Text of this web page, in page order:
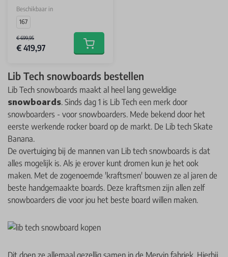
Beschikbaar in
167
€ 699,95
€ 419,97 Add to cart
Lib Tech snowboards bestellen
Lib Tech snowboards maakt al heel lang geweldige
snowboards. Sinds dag 1 is Lib Tech een merk door
snowboarders - voor snowboarders. Mede bekend door het
eerste werkende rocker board op de markt. De Lib tech Skate
Banana.
De overtuiging bij de mannen van Lib tech snowboards is dat
alles mogelijk is. Als je erover kunt dromen kun je het ook
maken. Met de zogenoemde 'kraftsmen' bouwen ze al jaren de
beste handgemaakte boards. Deze kraftsmen zijn allen zelf
snowboarders die voor jou het beste board willen maken.
Dit doen ze allemaal gezellig samen in de Mervin fabriek. Hierbij